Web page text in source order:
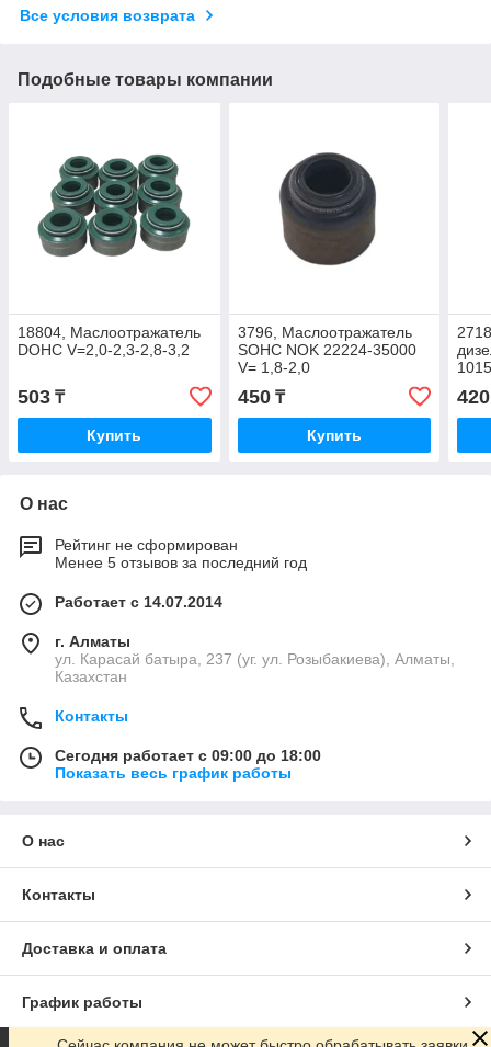
Все условия возврата
Подобные товары компании
18804, Маслоотражатель
DOHC V=2,0-2,3-2,8-3,2
503 ₸
Купить
3796, Маслоотражатель
SOHC NOK 22224-35000
V= 1,8-2,0
450₸
Купить
420
О нас
Рейтинг не сформирован
Менее 5 отзывов за последний год
Работает с 14.07.2014
г. Алматы
ул. Карасай батыра, 237 (уг. ул. Розыбакиева), Алматы,
Казахстан
Контакты
Сегодня работает с 09:00 до 18:00
Показать весь график работы
О нас
Контакты
Доставка и оплата
График работы